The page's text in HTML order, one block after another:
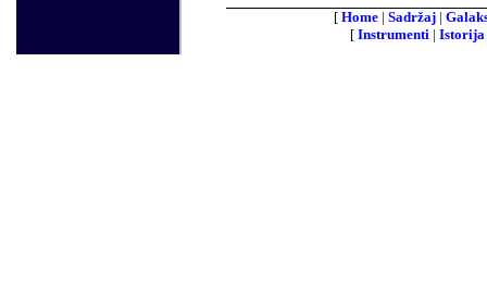
[ Home | Sadržaj |
[ Instrumenti |